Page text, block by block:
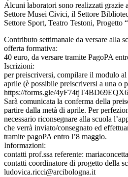
Alcuni laboratori sono realizzati grazie
Settore Musei Civici, il Settore
Settore Sport, Teatro Testoni,
Contributo settimanale da versare alla
offerta formativa:
40 euro, da versare tramite PagoPA
Iscrizioni:
per preiscriversi, compilare il modulo
aprile (è possibile preiscriversi a una o
https://forms.gle/4yF74tjT4BD69EQX6
Sarà comunicata la conferma della
partire dalla metà di aprile. Per
necessario riconsegnare alla scuola
che verrà inviato/consegnato ed
tramite pagoPA entro l’8 maggio.
Informazioni:
contatti prof.ssa referente:
contatti coordinatore di progetto della
ludovica.ricci@arcibologna.it